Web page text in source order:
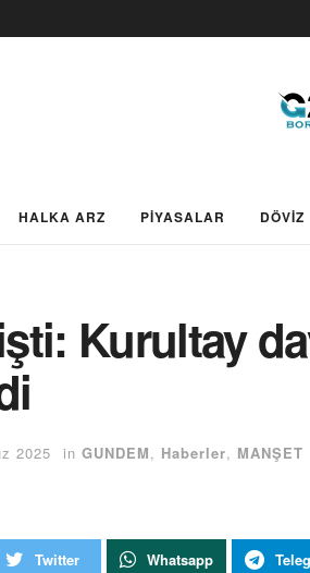
HALKA ARZ PİYASALAR DÖVİZ
Kurultay
2025 in GUNDEM, Haberler, MANŞET
Twitter Whatsapp